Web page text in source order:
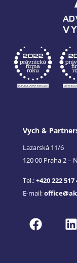
Vych &
Lazarská 11/6
120 00 Praha 2 –
Tel.:+420 222 517
E-mail: